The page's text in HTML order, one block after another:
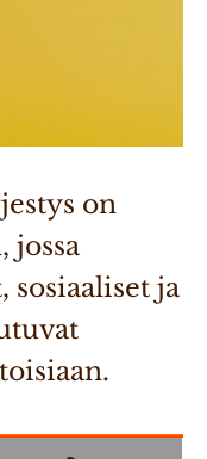
on
ja